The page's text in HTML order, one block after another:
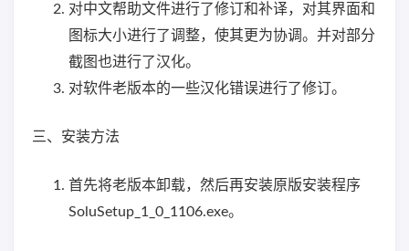
对中文帮助文件进行了修订和补译，对其界面和
图标大小进行了调整，使其更为协调。并对部分
截图也进行了汉化。
对软件老版本的一些汉化错误进行了修订。
三、安装方法
首先将老版本卸载，然后再安装原版安装程序
SoluSetup_1_0_1106.exe。